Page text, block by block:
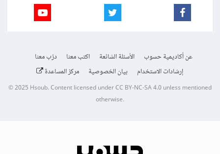
عن أكاديمية حسوب الأسئلة الشائعة اكتب معنا
درّب معنا
إرشادات الاستخدام
بيان الخصوصية مركز المساعدة
© 2025Hsoub.Content licensed underCC BY-NC-SA 4.0unless mentioned
otherwise.